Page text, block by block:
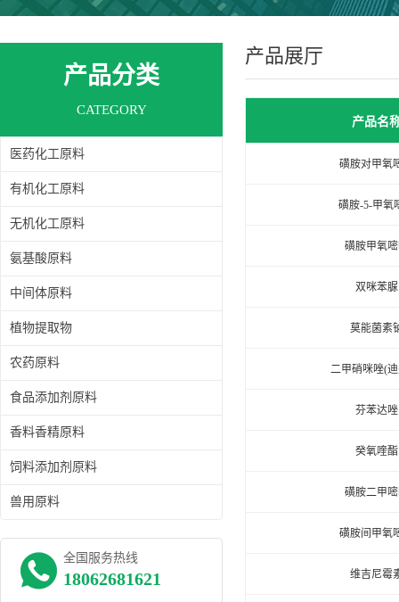
产品分类
CATEGORY
医药化工原料
有机化工原料
无机化工原料
氨基酸原料
中间体原料
植物提取物
农药原料
食品添加剂原料
香料香精原料
饲料添加剂原料
兽用原料
全国服务热线
18062681621
产品展厅
产品名
磺胺对甲氧
磺胺-5-甲氧
磺胺甲氧
双咪苯脲
莫能菌素
二甲硝咪唑(
芬苯达唑
癸氧喹酯
磺胺二甲
磺胺间甲氧
维吉尼霉